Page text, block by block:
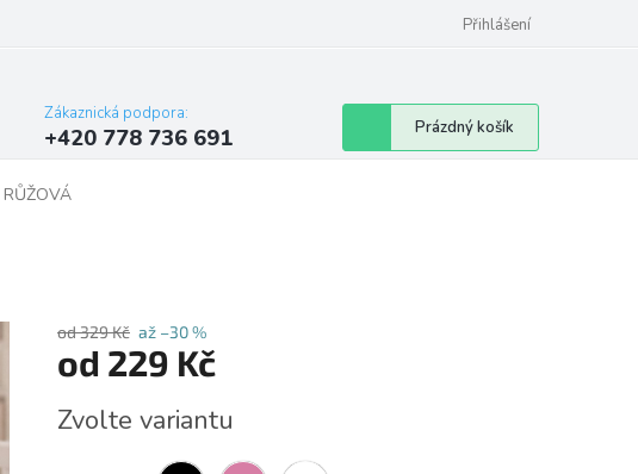
Přihlášení
Zákaznická podpora:
+420 778 736 691
Nákupní
košík
Prázdný košík
od 329 Kč až –30 %
od 229 Kč
cena:
Zvolte variantu